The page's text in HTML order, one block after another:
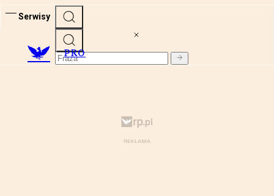
Serwisy
PRO